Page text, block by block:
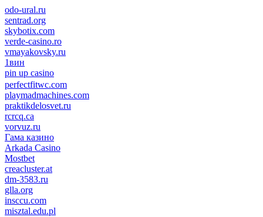
odo-ural.ru
sentrad.org
skybotix.com
verde-casino.ro
vmayakovsky.ru
1вин
pin up casino
пин ап
1win
perfectfitwc.com
playmadmachines.com
praktikdelosvet.ru
rcrcq.ca
vorvuz.ru
Гама казино
Arkada Casino
Mostbet
creacluster.at
dm-3583.ru
glla.org
insccu.com
misztal.edu.pl